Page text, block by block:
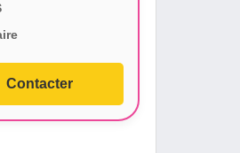
Contacter